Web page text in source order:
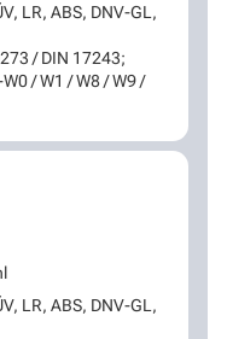
LR, ABS, DNV-GL,
/ DIN 17243;
/ W1 / W8 / W9 /
LR, ABS, DNV-GL,